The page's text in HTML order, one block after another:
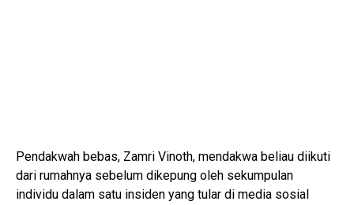
Pendakwah bebas, Zamri Vinoth, mendakwa beliau diikuti
dari rumahnya sebelum dikepung oleh sekumpulan
individu dalam satu insiden yang tular di media sosial